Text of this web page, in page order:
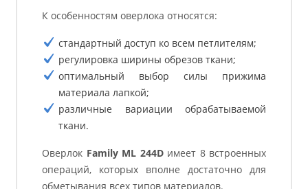
К особенностям оверлока относятся:
стандартный доступ ко всем петлителям;
регулировка ширины обрезов ткани;
оптимальный выбор силы прижима
материала лапкой;
различные вариации обрабатываемой
ткани.
Оверлок Family ML 244Dимеет 8 встроенных
операций, которых вполне достаточно для
обметывания всех типов материалов.